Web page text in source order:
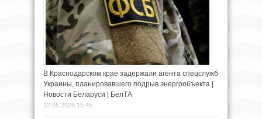
В Краснодарском крае задержали агента спецслужб
Украины, планировавшего подрыв энергообъекта |
Новости Беларуси | БелТА
22.05.2026 15:45